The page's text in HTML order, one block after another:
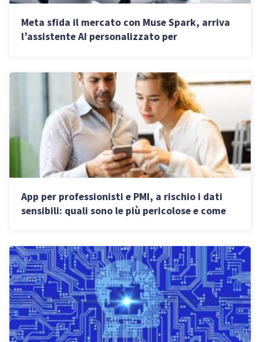
Meta sfida il mercato con Muse Spark, arriva
l’assistente AI personalizzato per
App per professionisti e PMI, a rischio i dati
sensibili: quali sono le più pericolose e come